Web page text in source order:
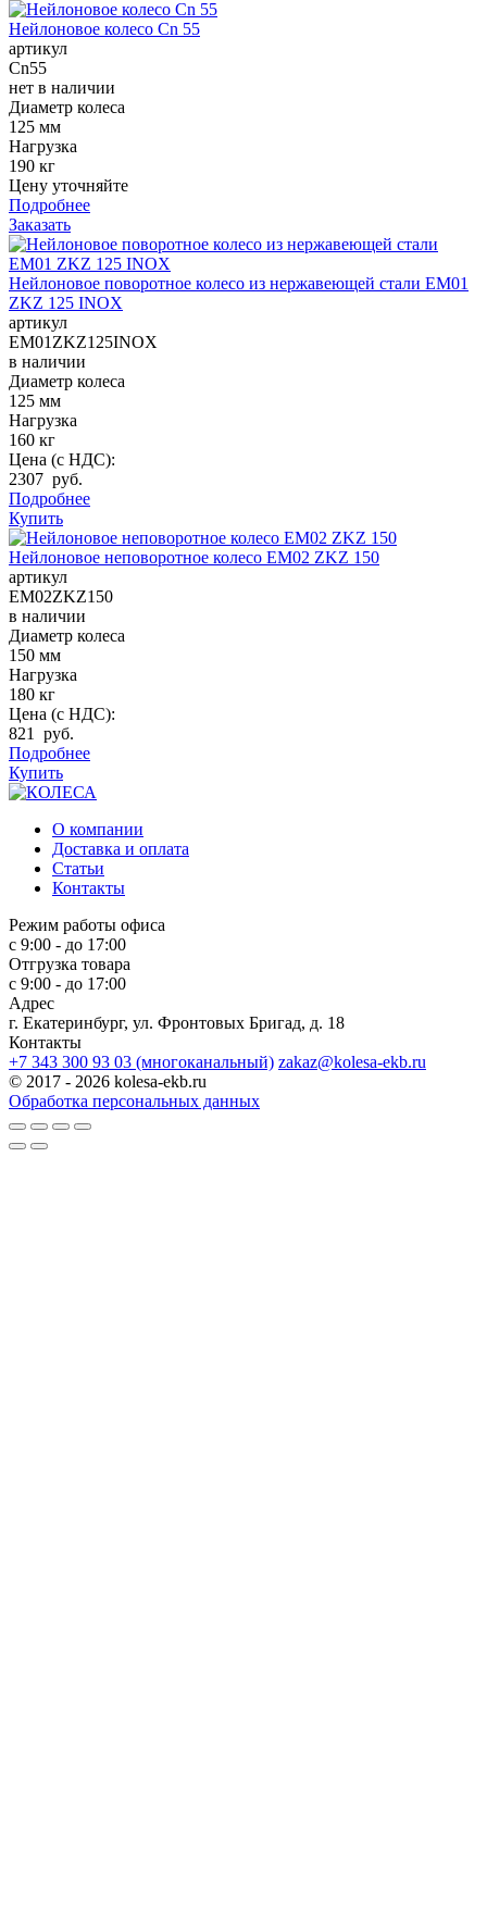
Нейлоновое колесо Cn 55
артикул
Cn55
нет в наличии
Диаметр колеса
125 мм
Нагрузка
190 кг
Цену уточняйте
Подробнее
Заказать
Нейлоновое поворотное колесо из нержавеющей стали EM01
ZKZ 125 INOX
артикул
EM01ZKZ125INOX
в наличии
Диаметр колеса
125 мм
Нагрузка
160 кг
Цена (с НДС):
2307 руб.
Подробнее
Купить
Нейлоновое неповоротное колесо EM02 ZKZ 150
артикул
EM02ZKZ150
в наличии
Диаметр колеса
150 мм
Нагрузка
180 кг
Цена (с НДС):
821 руб.
Подробнее
Купить
О компании
Доставка и оплата
Статьи
Контакты
Режим работы офиса
с 9:00 - до 17:00
Отгрузка товара
с 9:00 - до 17:00
Адрес
г. Екатеринбург, ул. Фронтовых Бригад, д. 18
Контакты
+7 343 300 93 03 (многоканальный) zakaz@kolesa-ekb.ru
© 2017 - 2026 kolesa-ekb.ru
Обработка персональных данных